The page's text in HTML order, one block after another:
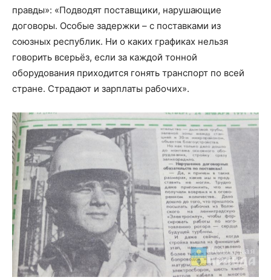
правды»: «Подводят поставщики, нарушающие
договоры. Особые задержки – с поставками из
союзных республик. Ни о каких графиках нельзя
говорить всерьёз, если за каждой тонной
оборудования приходится гонять транспорт по всей
стране. Страдают и зарплаты рабочих».